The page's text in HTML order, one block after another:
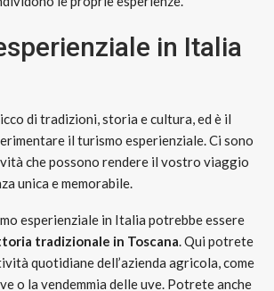
in Italia
di tradizioni, storia e cultura, ed è il
il turismo esperienziale. Ci sono
che possono rendere il vostro viaggio
unica e memorabile.
esperienziale in Italia potrebbe essere
tradizionale in Toscana. Qui potrete
quotidiane dell’azienda agricola, come
o la vendemmia delle uve. Potrete anche